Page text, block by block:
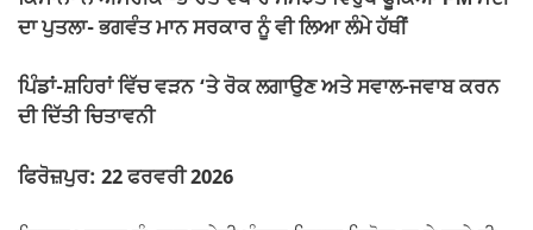
b
o
o
A
p
p
a
m
Li
n
k
ਦਾ ਪੁਤਲਾ- ਭਗਵੰਤ ਮਾਨ ਸਰਕਾਰ ਨੂੰ ਵੀ ਲਿਆ ਲੰਮੇ ਹੱਥੀਂ
ਪਿੰਡਾਂ-ਸ਼ਹਿਰਾਂ ਵਿੱਚ ਵੜਨ ‘ਤੇ ਰੋਕ ਲਗਾਉਣ ਅਤੇ ਸਵਾਲ-ਜਵਾਬ ਕਰਨ
ਦੀ ਦਿੱਤੀ ਚਿਤਾਵਨੀ
ਫਿਰੋਜ਼ਪੁਰ: 22 ਫਰਵਰੀ 2026